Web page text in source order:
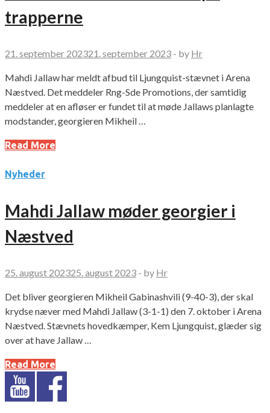
trapperne
21. september 202321. september 2023 - by Hr
Mahdi Jallaw har meldt afbud til Ljungquist-stævnet i Arena
Næstved. Det meddeler Rng-Sde Promotions, der samtidig
meddeler at en afløser er fundet til at møde Jallaws planlagte
modstander, georgieren Mikheil …
Read More
Nyheder
Mahdi Jallaw møder georgier i
Næstved
25. august 202325. august 2023 - by Hr
Det bliver georgieren Mikheil Gabinashvili (9-40-3), der skal
krydse næver med Mahdi Jallaw (3-1-1) den 7. oktober i Arena
Næstved. Stævnets hovedkæmper, Kem Ljungquist, glæder sig
over at have Jallaw …
Read More